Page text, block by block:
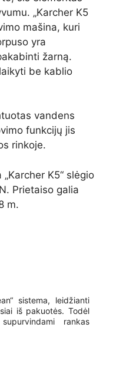
„Karcher K5
mašina, kuri
yra
žarną.
be kablio
vandens
funkcijų jis
rinkoje.
„Karcher K5“ slėgio
. Prietaiso galia
m.
sistema, leidžianti
iš pakuotės. Todėl
rankas